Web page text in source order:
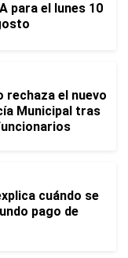
para el lunes 10
rechaza el nuevo
Municipal tras
cuándo se
pago de